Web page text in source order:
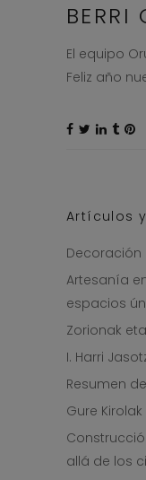
BERRI
El equipo
Feliz año
Artículos
Decoración
Artesanía
espacios
Zorionak
I. Harri
Resumen
Gure Kirolak
allá de los